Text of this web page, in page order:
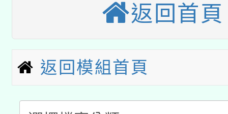
本校115學年度第1次
第3次招考甄選結果公
本校115學年度第2次
次招考甄選結果公告(
有關原住民族委員會
公告之原住民族歲時祭
兒童少年暑期犯罪預防
返回首頁
返回模組首頁